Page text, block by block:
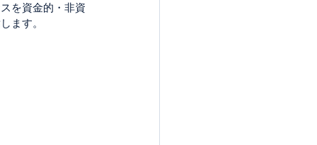
を資金的・非資
ます。